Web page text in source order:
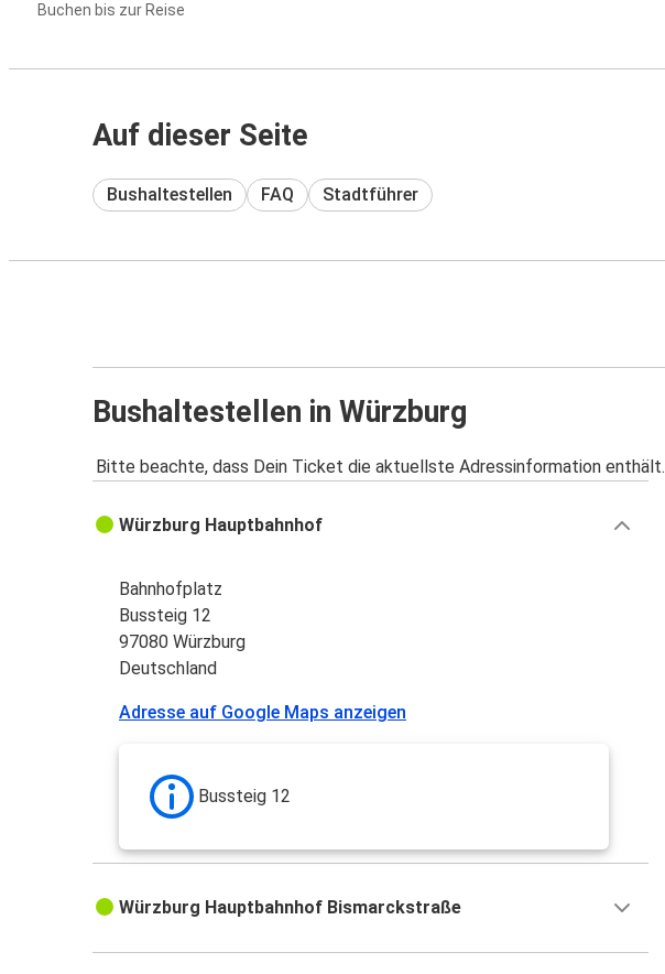
Buchen bis zur Reise
Auf dieser Seite
Bushaltestellen FAQ Stadtführer
Bushaltestellen in Würzburg
Bitte beachte, dass Dein Ticket die aktuellste Adressinformation enthält.
Würzburg Hauptbahnhof
Bahnhofplatz
Bussteig 12
97080 Würzburg
Deutschland
Adresse auf Google Maps anzeigen
Bussteig 12
Würzburg Hauptbahnhof Bismarckstraße